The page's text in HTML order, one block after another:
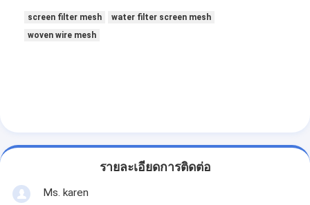
screen filter mesh
water filter screen mesh
woven wire mesh
รายละเอียดการติดต่อ
Ms. karen